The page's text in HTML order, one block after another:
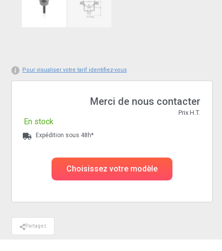
Pour visualiser votre tarif identifiez-vous
Merci de nous contacter
Prix H.T.
En stock
Expédition sous 48h*
Choisissez votre modèle
Partagez